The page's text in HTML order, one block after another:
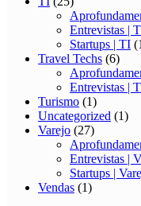
Entrevistas |
Startups | TI
Travel Techs (6)
Entrevistas |
Turismo (1)
Uncategorized (1)
Varejo (27)
Entrevistas |
Startups |
Vendas (1)